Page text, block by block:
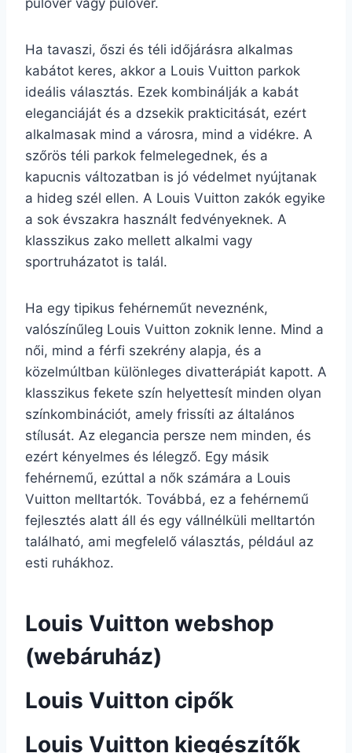
pulóver vagy pulóver.
Ha tavaszi, őszi és téli időjárásra alkalmas
kabátot keres, akkor a Louis Vuitton parkok
ideális választás. Ezek kombinálják a kabát
eleganciáját és a dzsekik prakticitását, ezért
alkalmasak mind a városra, mind a vidékre. A
szőrös téli parkok felmelegednek, és a
kapucnis változatban is jó védelmet nyújtanak
a hideg szél ellen. A Louis Vuitton zakók egyike
a sok évszakra használt fedvényeknek. A
klasszikus zako mellett alkalmi vagy
sportruházatot is talál.
Ha egy tipikus fehérneműt neveznénk,
valószínűleg Louis Vuitton zoknik lenne. Mind a
női, mind a férfi szekrény alapja, és a
közelmúltban különleges divatterápiát kapott. A
klasszikus fekete szín helyettesít minden olyan
színkombinációt, amely frissíti az általános
stílusát. Az elegancia persze nem minden, és
ezért kényelmes és lélegző. Egy másik
fehérnemű, ezúttal a nők számára a Louis
Vuitton melltartók. Továbbá, ez a fehérnemű
fejlesztés alatt áll és egy vállnélküli melltartón
található, ami megfelelő választás, például az
esti ruhákhoz.
Louis Vuitton webshop
(webáruház)
Louis Vuitton cipők
Louis Vuitton kiegészítők